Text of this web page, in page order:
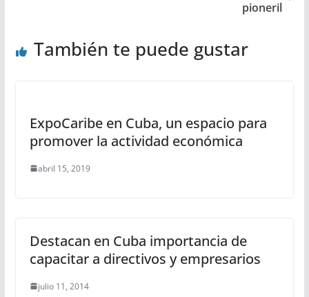
pioneril
También te puede gustar
ExpoCaribe en Cuba, un espacio para
promover la actividad económica
abril 15, 2019
Destacan en Cuba importancia de
capacitar a directivos y empresarios
julio 11, 2014